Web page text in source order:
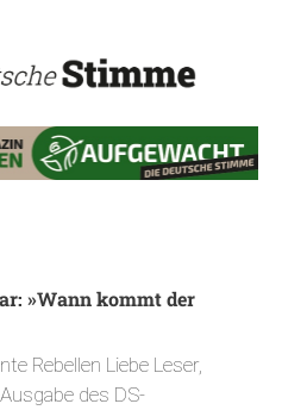
»Wann kommt der
Rebellen Liebe Leser,
des DS-